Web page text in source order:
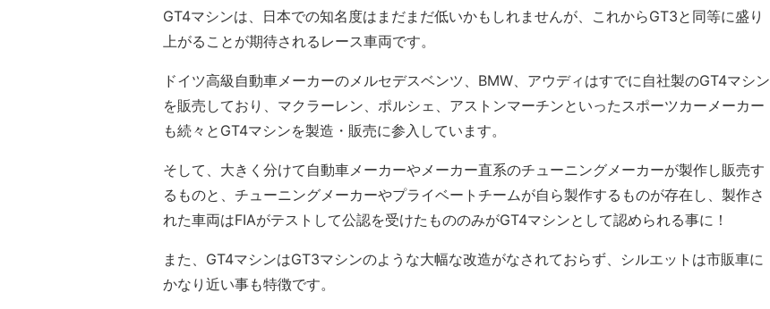
GT4マシンは、日本での知名度はまだまだ低いかもしれませんが、これからGT3と同等に盛り
上がることが期待されるレース車両です。
ドイツ高級自動車メーカーのメルセデスベンツ、BMW、アウディはすでに自社製のGT4マシン
を販売しており、マクラーレン、ポルシェ、アストンマーチンといったスポーツカーメーカー
も続々とGT4マシンを製造・販売に参入しています。
そして、大きく分けて自動車メーカーやメーカー直系のチューニングメーカーが製作し販売す
るものと、チューニングメーカーやプライベートチームが自ら製作するものが存在し、製作さ
れた車両はFIAがテストして公認を受けたもののみがGT4マシンとして認められる事に！
また、GT4マシンはGT3マシンのような大幅な改造がなされておらず、シルエットは市販車に
かなり近い事も特徴です。